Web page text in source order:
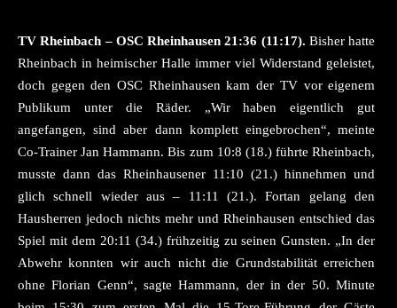
TV Rheinbach – OSC Rheinhausen 21:36 (11:17). Bisher hatte
Rheinbach in heimischer Halle immer viel Widerstand geleistet,
doch gegen den OSC Rheinhausen kam der TV vor eigenem
Publikum unter die Räder. „Wir haben eigentlich gut
angefangen, sind aber dann komplett eingebrochen“, meinte
Co-Trainer Jan Hammann. Bis zum 10:8 (18.) führte Rheinbach,
musste dann das Rheinhausener 11:10 (21.) hinnehmen und
glich schnell wieder aus – 11:11 (21.). Fortan gelang den
Hausherren jedoch nichts mehr und Rheinhausen entschied das
Spiel mit dem 20:11 (34.) frühzeitig zu seinen Gunsten. „In der
Abwehr konnten wir auch nicht die Grundstabilität erreichen
ohne Florian Genn“, sagte Hammann, der in der 50. Minute